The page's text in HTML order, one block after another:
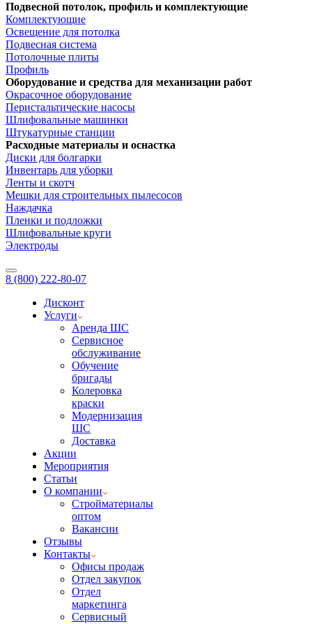
Подвесной потолок, профиль и комплектующие
Комплектующие
Освещение для потолка
Подвесная система
Потолочные плиты
Профиль
Оборудование и средства для механизации работ
Окрасочное оборудование
Перистальтические насосы
Шлифовальные машинки
Штукатурные станции
Расходные материалы и оснастка
Диски для болгарки
Инвентарь для уборки
Ленты и скотч
Мешки для строительных пылесосов
Наждачка
Пленки и подложки
Шлифовальные круги
Электроды
8 (800) 222-80-07
Дисконт
Услуги
Аренда ШС
Сервисное
обслуживание
Обучение
бригады
Колеровка
краски
Модернизация
ШС
Доставка
Акции
Мероприятия
Статьи
О компании
Стройматериалы
оптом
Вакансии
Отзывы
Контакты
Офисы продаж
Отдел закупок
Отдел
маркетинга
Сервисный